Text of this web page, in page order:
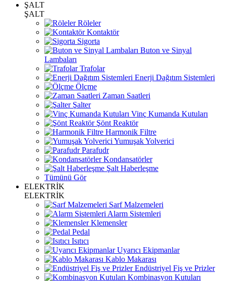
ŞALT
ŞALT
Röleler
Kontaktör
Sigorta
Buton ve Sinyal
Lambaları
Trafolar
Enerji Dağıtım Sistemleri
Ölçme
Zaman Saatleri
Şalter
Vinç Kumanda Kutuları
Şönt Reaktör
Harmonik Filtre
Yumuşak Yolverici
Parafudr
Kondansatörler
Şalt Haberleşme
Tümünü Gör
ELEKTRİK
ELEKTRİK
Sarf Malzemeleri
Alarm Sistemleri
Klemensler
Pedal
Isıtıcı
Uyarıcı Ekipmanlar
Kablo Makarası
Endüstriyel Fiş ve Prizler
Kombinasyon Kutuları